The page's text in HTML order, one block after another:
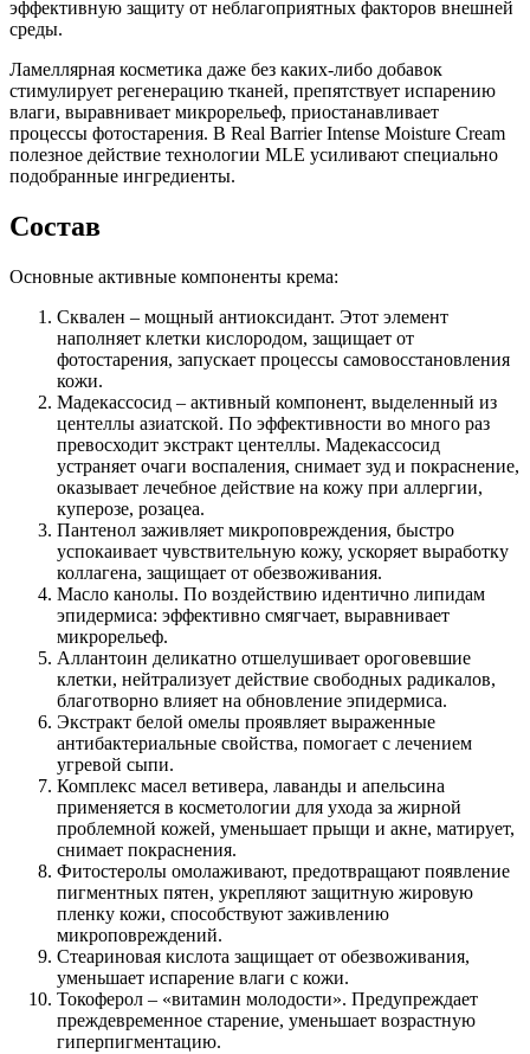
эффективную защиту от неблагоприятных факторов внешней
среды.
Ламеллярная косметика даже без каких-либо добавок
стимулирует регенерацию тканей, препятствует испарению
влаги, выравнивает микрорельеф, приостанавливает
процессы фотостарения. В Real Barrier Intense Moisture Cream
полезное действие технологии MLE усиливают специально
подобранные ингредиенты.
Состав
Основные активные компоненты крема:
Сквален – мощный антиоксидант. Этот элемент
наполняет клетки кислородом, защищает от
фотостарения, запускает процессы самовосстановления
кожи.
Мадекассосид – активный компонент, выделенный из
центеллы азиатской. По эффективности во много раз
превосходит экстракт центеллы. Мадекассосид
устраняет очаги воспаления, снимает зуд и покраснение,
оказывает лечебное действие на кожу при аллергии,
куперозе, розацеа.
Пантенол заживляет микроповреждения, быстро
успокаивает чувствительную кожу, ускоряет выработку
коллагена, защищает от обезвоживания.
Масло канолы. По воздействию идентично липидам
эпидермиса: эффективно смягчает, выравнивает
микрорельеф.
Аллантоин деликатно отшелушивает ороговевшие
клетки, нейтрализует действие свободных радикалов,
благотворно влияет на обновление эпидермиса.
Экстракт белой омелы проявляет выраженные
антибактериальные свойства, помогает с лечением
угревой сыпи.
Комплекс масел ветивера, лаванды и апельсина
применяется в косметологии для ухода за жирной
проблемной кожей, уменьшает прыщи и акне, матирует,
снимает покраснения.
Фитостеролы омолаживают, предотвращают появление
пигментных пятен, укрепляют защитную жировую
пленку кожи, способствуют заживлению
микроповреждений.
Стеариновая кислота защищает от обезвоживания,
уменьшает испарение влаги с кожи.
Токоферол – «витамин молодости». Предупреждает
преждевременное старение, уменьшает возрастную
гиперпигментацию.